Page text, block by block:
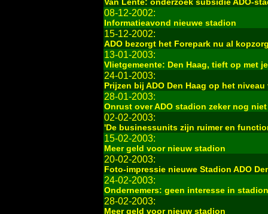
Van Lente: onderzoek subsidie ADO-
08-12-2002:
Informatieavond nieuwe stadion
15-12-2002:
ADO bezorgt het Forepark nu al
13-01-2003:
Vlietgemeente: Den Haag, tieft op met
24-01-2003:
Prijzen bij ADO Den Haag op het
28-01-2003:
Onrust over ADO stadion zeker nog
02-02-2003:
'De businessunits zijn ruimer en
15-02-2003:
Meer geld voor nieuw stadion
20-02-2003:
Foto-impressie nieuwe Stadion ADO
24-02-2003:
Ondernemers: geen interesse in
28-02-2003:
Meer geld voor nieuw stadion